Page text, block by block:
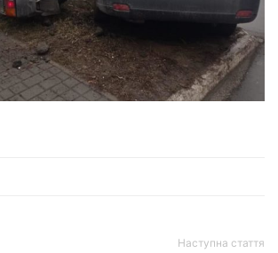
Наступна стаття